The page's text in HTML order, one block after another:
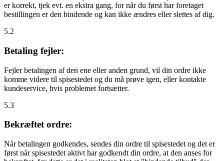
er korrekt, tjek evt. en ekstra gang, for når du først har foretaget
bestillingen er den bindende og kan ikke ændres eller slettes af dig.
5.2
Betaling fejler:
Fejler betalingen af den ene eller anden grund, vil din ordre ikke
komme videre til spisestedet og du må prøve igen, eller kontakte
kundeservice, hvis problemet fortsætter.
5.3
Bekræftet ordre:
Når betalingen godkendes, sendes din ordre til spisestedet og det er
først når spisestedet aktivt har godkendt din ordre, at den anses for